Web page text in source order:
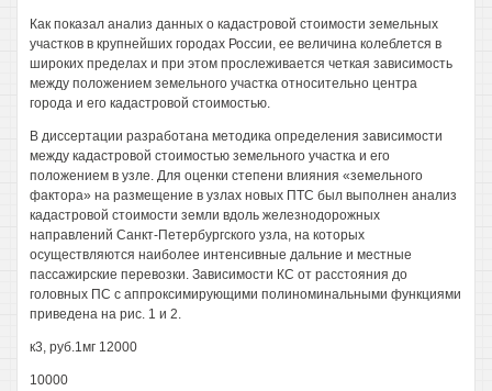
Как показал анализ данных о кадастровой стоимости земельных
участков в крупнейших городах России, ее величина колеблется в
широких пределах и при этом прослеживается четкая зависимость
между положением земельного участка относительно центра
города и его кадастровой стоимостью.
В диссертации разработана методика определения зависимости
между кадастровой стоимостью земельного участка и его
положением в узле. Для оценки степени влияния «земельного
фактора» на размещение в узлах новых ПТС был выполнен анализ
кадастровой стоимости земли вдоль железнодорожных
направлений Санкт-Петербургского узла, на которых
осуществляются наиболее интенсивные дальние и местные
пассажирские перевозки. Зависимости КС от расстояния до
головных ПС с аппроксимирующими полиноминальными функциями
приведена на рис. 1 и 2.
к3, руб.1мг 12000
10000